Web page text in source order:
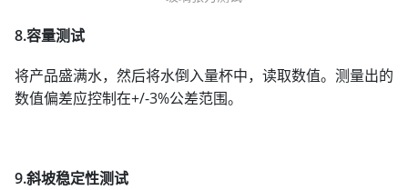
8.容量测试
将产品盛满水，然后将水倒入量杯中，读取数值。测量出的
数值偏差应控制在+/-3%公差范围。
9.斜坡稳定性测试